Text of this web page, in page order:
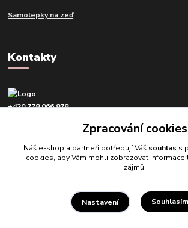
Samolepky na zeď
Kontakty
+420 778 066 878
Zpracování cookies
Náš e-shop a partneři potřebují Váš souhlas s
cookies, aby Vám mohli zobrazovat informace
zájmů.
Nastavení Souhlasím